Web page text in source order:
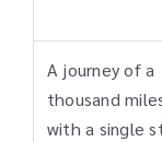
A journey of a
thousand
with a single